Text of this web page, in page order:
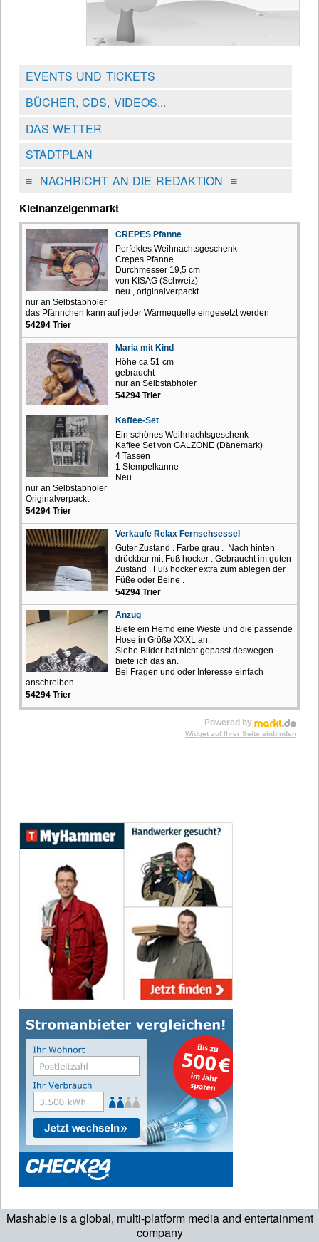
Mashable is a global, multi-platform media and entertainment
company
EVENTS UND TICKETS
BÜCHER, CDS, VIDEOS...
DAS WETTER
STADTPLAN
≡NACHRICHT AN DIE REDAKTION ≡
Kleinanzeigenmarkt
CREPES Pfanne
Perfektes Weihnachtsgeschenk
Crepes Pfanne
Durchmesser 19,5 cm
von KISAG (Schweiz)
neu , originalverpackt
nur an Selbstabholer
das Pfännchen kann auf jeder Wärmequelle eingesetzt werden
54294 Trier
Maria mit Kind
Höhe ca 51 cm
gebraucht
nur an Selbstabholer
54294 Trier
Kaffee-Set
Ein schönes Weihnachtsgeschenk
Kaffee Set von GALZONE (Dänemark)
4 Tassen
1 Stempelkanne
Neu
nur an Selbstabholer
Originalverpackt
54294 Trier
Verkaufe Relax Fernsehsessel
Guter Zustand . Farbe grau . Nach hinten
drückbar mit Fuß hocker . Gebraucht im guten
Zustand . Fuß hocker extra zum ablegen der
Füße oder Beine .
54294 Trier
Anzug
Biete ein Hemd eine Weste und die passende
Hose in Größe XXXL an.
Siehe Bilder hat nicht gepasst deswegen
biete ich das an.
Bei Fragen und oder Interesse einfach
anschreiben.
54294 Trier
Powered by
Widget auf Ihrer Seite einbinden